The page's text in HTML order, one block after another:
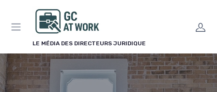
LE MÉDIA DES DIRECTEURS JURIDIQUE